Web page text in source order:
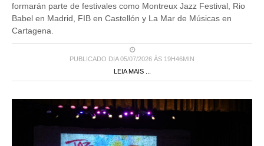
formarán parte de festivales como Montreux Jazz Festival, Rio
Babel en Madrid, FIB en Castellón y La Mar de Músicas en
Cartagena.
PUBLICADO DIA 05/07/2026 ÀS 19H46MIN
LEIA MAIS ...